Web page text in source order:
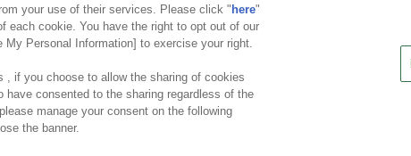
について カスタマーハラスメント対応方針
your use of their services. Please click " here"
each cookie. You have the right to opt out of our
Personal Information] to exercise your right.
, if you choose to allow the sharing of cookies
have consented to the sharing regardless of the
manage your consent on the following
the banner.